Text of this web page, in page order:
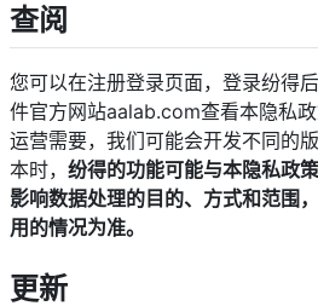
查阅
您可以在注册登录页面，登录纷得
件官方网站aalab.com查看本隐私
运营需要，我们可能会开发不同的
本时， 纷得的功能可能与本隐私政
影响数据处理的目的、方式和范围
用的情况为准。
更新